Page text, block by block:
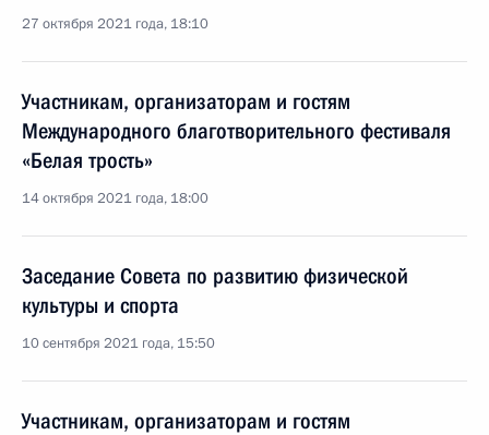
27 октября 2021 года, 18:10
Участникам, организаторам и гостям
Международного благотворительного фестиваля
«Белая трость»
14 октября 2021 года, 18:00
Заседание Совета по развитию физической
культуры и спорта
10 сентября 2021 года, 15:50
Участникам, организаторам и гостям